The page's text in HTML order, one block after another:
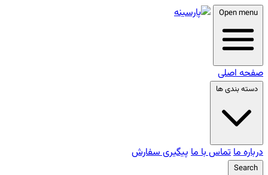
Open menu
صفحه اصلی
دسته بندی ها
درباره ماتماس با ما پیگیری سفارش
Search